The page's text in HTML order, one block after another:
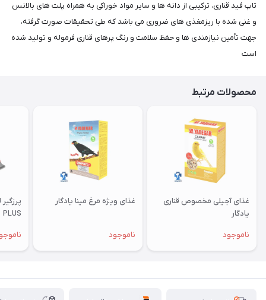
تاپ فید قناری، ترکیبی از دانه ها و سایر مواد خوراکی به همراه پلت های بالانس
و غنی شده با ریزمغذی های ضروری می باشد که طی تحقیقات صورت گرفته،
جهت تأمین نیازمندی ها و حفظ سلامت و رنگ پرهای قناری فرموله و تولید شده
است
محصولات مرتبط
غذای آجیلی مخصوص قناری
یادگار
ناموجود
غذای ویژه مرغ مینا یادگار
ناموجود
PLUS